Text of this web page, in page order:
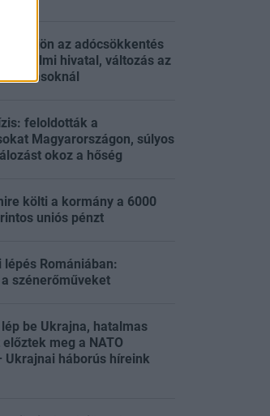
jön az adócsökkentés
hivatal, változás az
feloldották a
Magyarországon, súlyos
okoz a hőség
költi a kormány a 6000
uniós pénzt
lépés Romániában:
szénerőműveket
be Ukrajna, hatalmas
meg a NATO
Ukrajnai háborús híreink